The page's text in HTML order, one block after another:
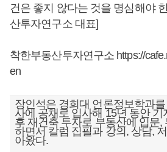
건은 좋지 않다는 것을 명심해야
산투자연구소 대표]
착한부동산투자연구소 https://
en
장인석은 경희대 언론정보학과
사에 공채로 입사해 15년 동안
후 재건축 투자로 부동산에 입문,
하면서 칼럼 집필과 강의, 상담,
아왔다.